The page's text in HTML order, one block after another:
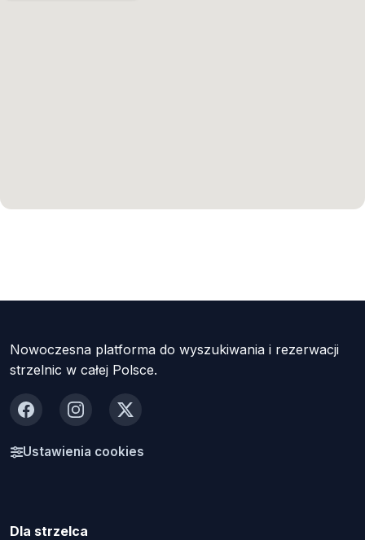
Nowoczesna platforma do wyszukiwania i rezerwacji
strzelnic w całej Polsce.
FacebookInstagram
X
Ustawienia cookies
Dla strzelca